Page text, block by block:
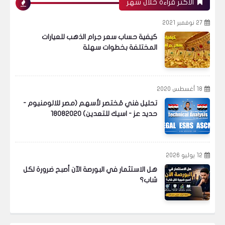
الأكثر قراءة خلال شهر
27 نوفمبر 2021
كيفية حساب سعر جرام الذهب للعيارات
المختلفة بخطوات سهلة
18 أغسطس 2020
تحليل فني مُختصر لأسهم (مصر للالومنيوم -
حديد عز - اسيك للتعدين) 18082020
12 يوليو 2026
هل الاستثمار في البورصة الآن أصبح ضرورة لكل
شاب؟
إدارة السيولة ورأس المال
الاستقرار المالي
البورصة
لماذا لا ترتفع الأسهم رغم غلاء الأسعار في مصر؟
السر الذي لا تعرفه!